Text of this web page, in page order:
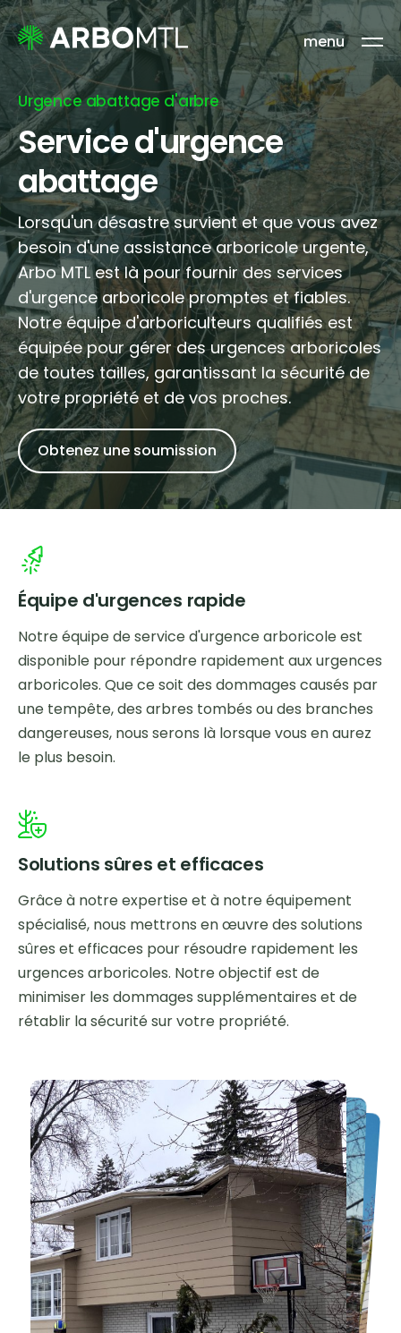
menu
Urgenceabattage d'arbre
Serviced'urgence
abattage
Lorsqu'un désastre survient et que vous avez
besoin d'une assistance arboricole urgente,
Arbo MTL est là pour fournir des services
d'urgence arboricole promptes et fiables.
Notre équipe d'arboriculteurs qualifiés est
équipée pour gérer des urgences arboricoles
de toutes tailles, garantissant la sécurité de
votre propriété et de vos proches.
Obtenez une soumission
Équipe d'urgences rapide
Notre équipe de service d'urgence arboricole est
disponible pour répondre rapidement aux urgences
arboricoles. Que ce soit des dommages causés par
une tempête, des arbres tombés ou des branches
dangereuses, nous serons là lorsque vous en aurez
le plus besoin.
Solutions sûres et efficaces
Grâce à notre expertise et à notre équipement
spécialisé, nous mettrons en œuvre des solutions
sûres et efficaces pour résoudre rapidement les
urgences arboricoles. Notre objectif est de
minimiser les dommages supplémentaires et de
rétablir la sécurité sur votre propriété.